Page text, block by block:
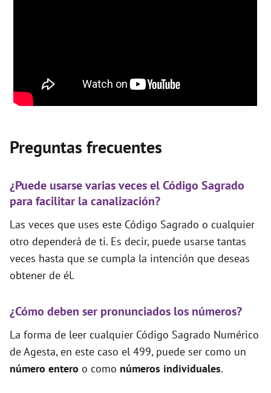
Preguntas frecuentes
¿Puede usarse varias veces el Código Sagrado
para facilitar la canalización?
Las veces que uses este Código Sagrado o cualquier
otro dependerá de ti. Es decir, puede usarse tantas
veces hasta que se cumpla la intención que deseas
obtener de él.
¿Cómo deben ser pronunciados los números?
La forma de leer cualquier Código Sagrado Numérico
de Agesta, en este caso el 499, puede ser como un
número entero o como números individuales.